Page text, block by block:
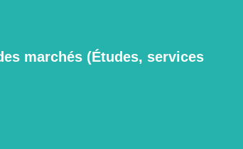
marchés (Études, services